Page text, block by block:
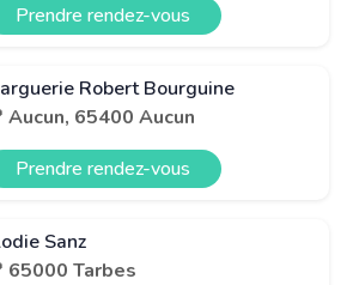
Prendre rendez-vous
Robert Bourguine
Aucun, 65400 Aucun
Prendre rendez-vous
Sanz
65000 Tarbes